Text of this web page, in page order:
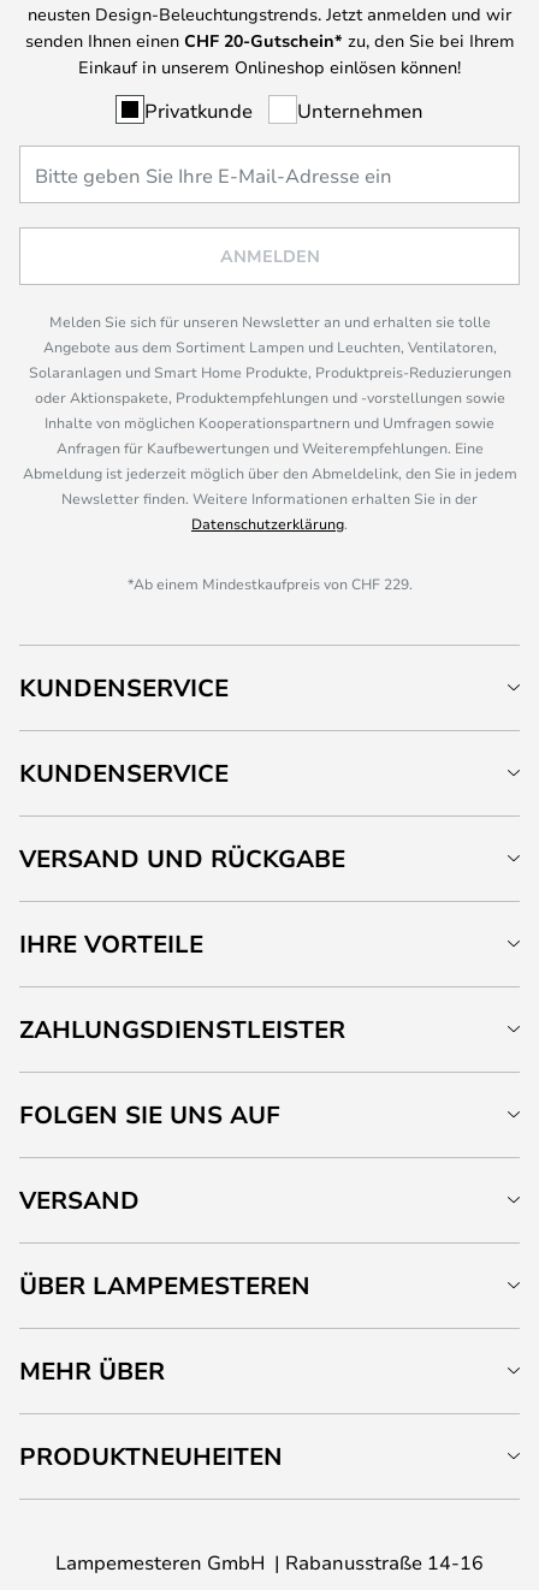
neusten Design-Beleuchtungstrends. Jetzt anmelden und wir
senden Ihnen einen CHF 20-Gutschein* zu, den Sie bei Ihrem
Einkauf in unserem Onlineshop einlösen können!
Privatkunde Unternehmen
ANMELDEN
Melden Sie sich für unseren Newsletter an und erhalten sie tolle
Angebote aus dem Sortiment Lampen und Leuchten, Ventilatoren,
Solaranlagen und Smart Home Produkte, Produktpreis-Reduzierungen
oder Aktionspakete, Produktempfehlungen und -vorstellungen sowie
Inhalte von möglichen Kooperationspartnern und Umfragen sowie
Anfragen für Kaufbewertungen und Weiterempfehlungen. Eine
Abmeldung ist jederzeit möglich über den Abmeldelink, den Sie in jedem
Newsletter finden. Weitere Informationen erhalten Sie in der
Datenschutzerklärung.
*Ab einem Mindestkaufpreis von CHF 229.
KUNDENSERVICE
KUNDENSERVICE
VERSAND UND RÜCKGABE
IHRE VORTEILE
ZAHLUNGSDIENSTLEISTER
FOLGEN SIE UNS AUF
VERSAND
ÜBER LAMPEMESTEREN
MEHR ÜBER
PRODUKTNEUHEITEN
Lampemesteren GmbH
Rabanusstraße 14-16